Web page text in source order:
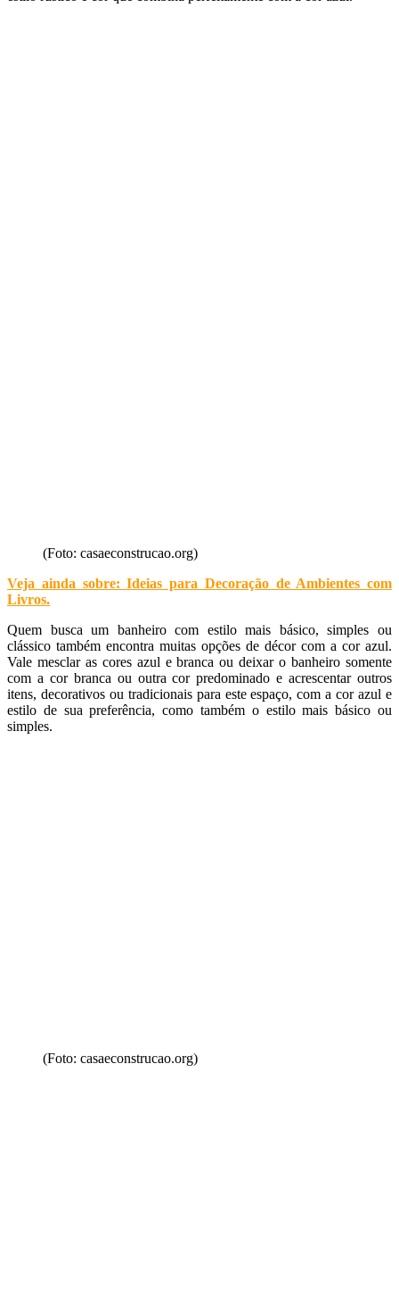
(Foto: casaeconstrucao.org)
Veja ainda sobre: Ideias para Decoração de Ambientes com
Livros.
Quem busca um banheiro com estilo mais básico, simples ou
clássico também encontra muitas opções de décor com a cor azul.
Vale mesclar as cores azul e branca ou deixar o banheiro somente
com a cor branca ou outra cor predominado e acrescentar outros
itens, decorativos ou tradicionais para este espaço, com a cor azul e
estilo de sua preferência, como também o estilo mais básico ou
simples.
(Foto: casaeconstrucao.org)